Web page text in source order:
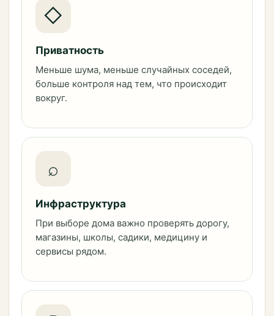
◇
Приватность
Меньше шума, меньше случайных соседей,
больше контроля над тем, что происходит
вокруг.
⌕
Инфраструктура
При выборе дома важно проверять дорогу,
магазины, школы, садики, медицину и
сервисы рядом.